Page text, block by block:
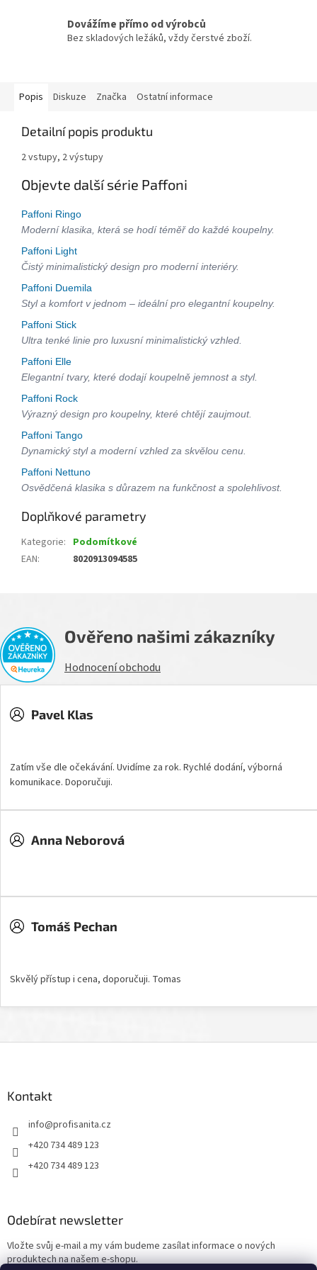
Dovážíme přímo od výrobců
Bez skladových ležáků, vždy čerstvé zboží.
Popis Diskuze Značka Ostatní informace
Detailní popis produktu
2 vstupy, 2 výstupy
Objevte další série Paffoni
Paffoni Ringo
Moderní klasika, která se hodí téměř do každé koupelny.
Paffoni Light
Čistý minimalistický design pro moderní interiéry.
Paffoni Duemila
Styl a komfort v jednom – ideální pro elegantní koupelny.
Paffoni Stick
Ultra tenké linie pro luxusní minimalistický vzhled.
Paffoni Elle
Elegantní tvary, které dodají koupelně jemnost a styl.
Paffoni Rock
Výrazný design pro koupelny, které chtějí zaujmout.
Paffoni Tango
Dynamický styl a moderní vzhled za skvělou cenu.
Paffoni Nettuno
Osvědčená klasika s důrazem na funkčnost a spolehlivost.
Doplňkové parametry
Kategorie: Podomítkové
EAN: 8020913094585
Ověřeno našimi zákazníky
Hodnocení obchodu
Pavel Klas
Zatím vše dle očekávání. Uvidíme za rok. Rychlé dodání, výborná
komunikace. Doporučuji.
Anna Neborová
Tomáš Pechan
Skvělý přístup i cena, doporučuji. Tomas
Kontakt
info@profisanita.cz
+420 734 489 123
+420 734 489 123
Odebírat newsletter
Vložte svůj e-mail a my vám budeme zasílat informace o nových
produktech na našem e-shopu.